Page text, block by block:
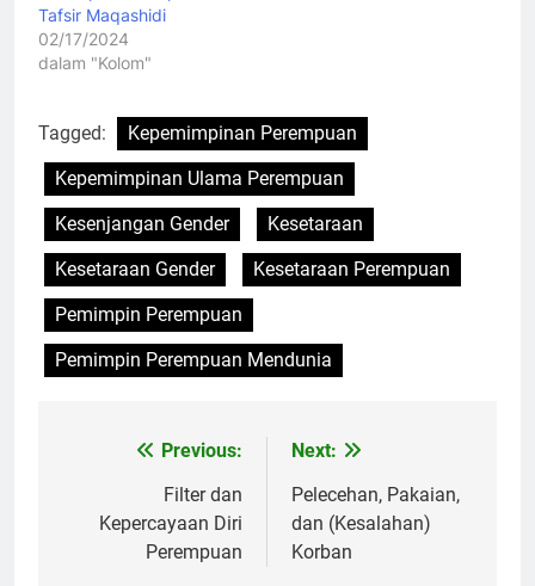
Tafsir Maqashidi
02/17/2024
dalam "Kolom"
Tagged:
Kepemimpinan Perempuan
Kepemimpinan Ulama Perempuan
Kesenjangan Gender
Kesetaraan
Kesetaraan Gender
Kesetaraan Perempuan
Pemimpin Perempuan
Pemimpin Perempuan Mendunia
NavigasiPrevious:
Filter dan
Kepercayaan Diri
Perempuan
Next:
Pelecehan, Pakaian,
dan (Kesalahan)
Korban